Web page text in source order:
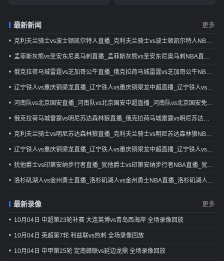
最新新闻 更多
克利夫兰骑士vs波士顿凯尔特人直播_克利夫兰骑士vs波士顿凯尔特人NBA直播_克利夫兰骑士vs波士顿凯尔特人免费在线直播
孟菲斯灰熊vs圣安东尼奥马刺直播_孟菲斯灰熊vs圣安东尼奥马刺NBA直播_孟菲斯灰熊vs圣安东尼奥马刺免费在线直播
俄克拉荷马城雷霆vs芝加哥公牛直播_俄克拉荷马城雷霆vs芝加哥公牛NBA直播_俄克拉荷马城雷霆vs芝加哥公牛免费在线直播
辽宁铁人vs重庆铜梁龙直播_辽宁铁人vs重庆铜梁龙中超直播_辽宁铁人vs重庆铜梁龙免费在线直播
河南队vs北京国安直播_河南队vs北京国安中超直播_河南队vs北京国安免费在线直播
俄克拉荷马城雷霆vs明尼苏达森林狼直播_俄克拉荷马城雷霆vs明尼苏达森林狼NBA直播_俄克拉荷马城雷霆vs明尼苏达森林狼免费在线直播
克利夫兰骑士vs明尼苏达森林狼直播_克利夫兰骑士vs明尼苏达森林狼NBA直播_克利夫兰骑士vs明尼苏达森林狼免费在线直播
辽宁铁人vs重庆铜梁龙直播_辽宁铁人vs重庆铜梁龙中超直播_辽宁铁人vs重庆铜梁龙免费在线直播
犹他爵士vs印第安纳步行者直播_犹他爵士vs印第安纳步行者NBA直播_犹他爵士vs印第安纳步行者免费在线直播
洛杉矶湖人vs金州勇士直播_洛杉矶湖人vs金州勇士NBA直播_洛杉矶湖人vs金州勇士免费在线直播
最新录像 更多
10月04日 中超第23轮补赛 大连英博vs青岛西海岸 全场录像回放
10月04日 英超第7轮 利兹联vs热刺 全场录像回放
10月04日 中甲第25轮 定南赣联vs延边龙鼎 全场录像回放